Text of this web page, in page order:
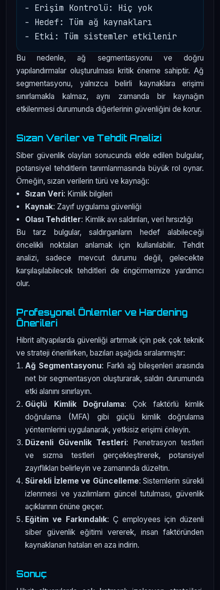
- Erişim Kontrolü: Hiç yok
- Hedef: Tüm ağ kaynakları
Bu nedenle, ağ segmentasyonu ve doğru
yapılandırmalar oluşturulması kritik öneme sahiptir. Ağ
segmentasyonu, yalnızca belirli kaynaklara erişimi
sınırlamakla kalmaz, aynı zamanda bir kaynağın
etkilenmesi durumunda diğerlerinin güvenliğini de korur.
Sızan Veriler ve Tehdit Analizi
Siber güvenlik olayları sonucunda elde edilen bulgular,
potansiyel tehditlerin tanımlanmasında büyük rol oynar.
Örneğin, sızan verilerin türü ve kaynağı:
Sızan Veri: Kimlik bilgileri
Kaynak: Zayıf uygulama güvenliği
Olası Tehditler: Kimlik avı saldırıları, veri hırsızlığı
Bu tarz bulgular, saldırganların hedef alabileceği
öncelikli noktaları anlamak için kullanılabilir. Tehdit
analizi, sadece mevcut durumu değil, gelecekte
karşılaşılabilecek tehditleri de öngörmemize yardımcı
olur.
Profesyonel Önlemler ve Hardening
Önerileri
Hibrit altyapılarda güvenliği artırmak için pek çok teknik
ve strateji önerilirken, bazıları aşağıda sıralanmıştır:
Ağ Segmentasyonu: Farklı ağ bileşenleri arasında
net bir segmentasyon oluşturarak, saldırı durumunda
etki alanını sınırlayın.
Güçlü Kimlik Doğrulama: Çok faktörlü kimlik
doğrulama (MFA) gibi güçlü kimlik doğrulama
yöntemlerini uygulanarak, yetkisiz erişimi önleyin.
Düzenli Güvenlik Testleri: Penetrasyon testleri
ve sızma testleri gerçekleştirerek, potansiyel
zayıflıkları belirleyin ve zamanında düzeltin.
Sürekli İzleme ve Güncelleme: Sistemlerin sürekli
izlenmesi ve yazılımların güncel tutulması, güvenlik
açıklarının önüne geçer.
Eğitim ve Farkındalık: Ç employees için düzenli
siber güvenlik eğitimi vererek, insan faktöründen
kaynaklanan hataları en aza indirin.
Sonuç